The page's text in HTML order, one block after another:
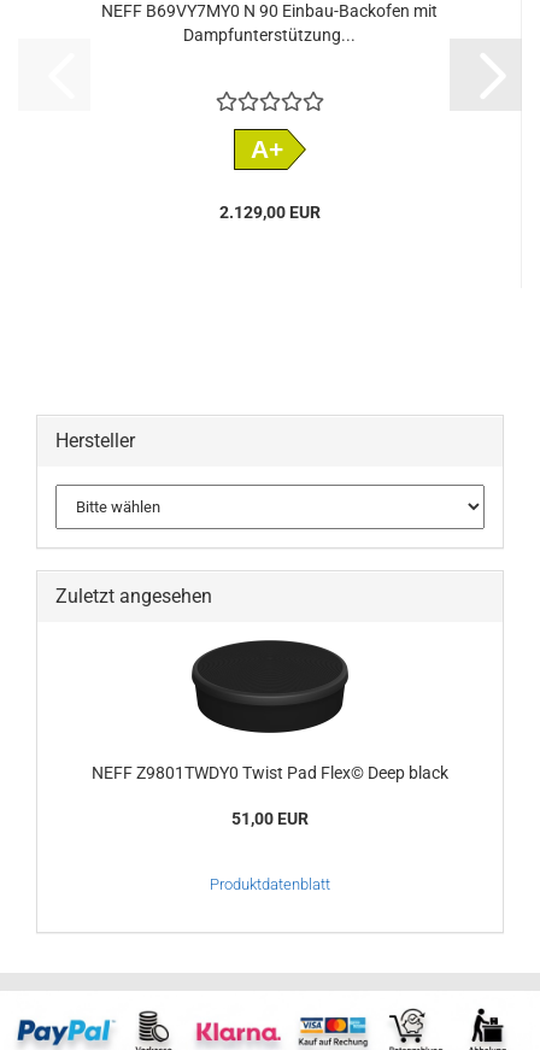
NEFF B69VY7MY0 N 90 Einbau-Backofen mit
Dampfunterstützung...
A+
2.129,00 EUR
Hersteller
Zuletzt angesehen
NEFF Z9801TWDY0 Twist Pad Flex© Deep black
51,00 EUR
Produktdatenblatt